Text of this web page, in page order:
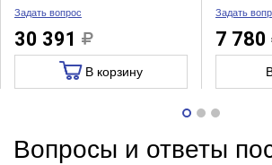
Задать вопрос
30 391
В корзину
Задать
7 780
Вопросы и ответы